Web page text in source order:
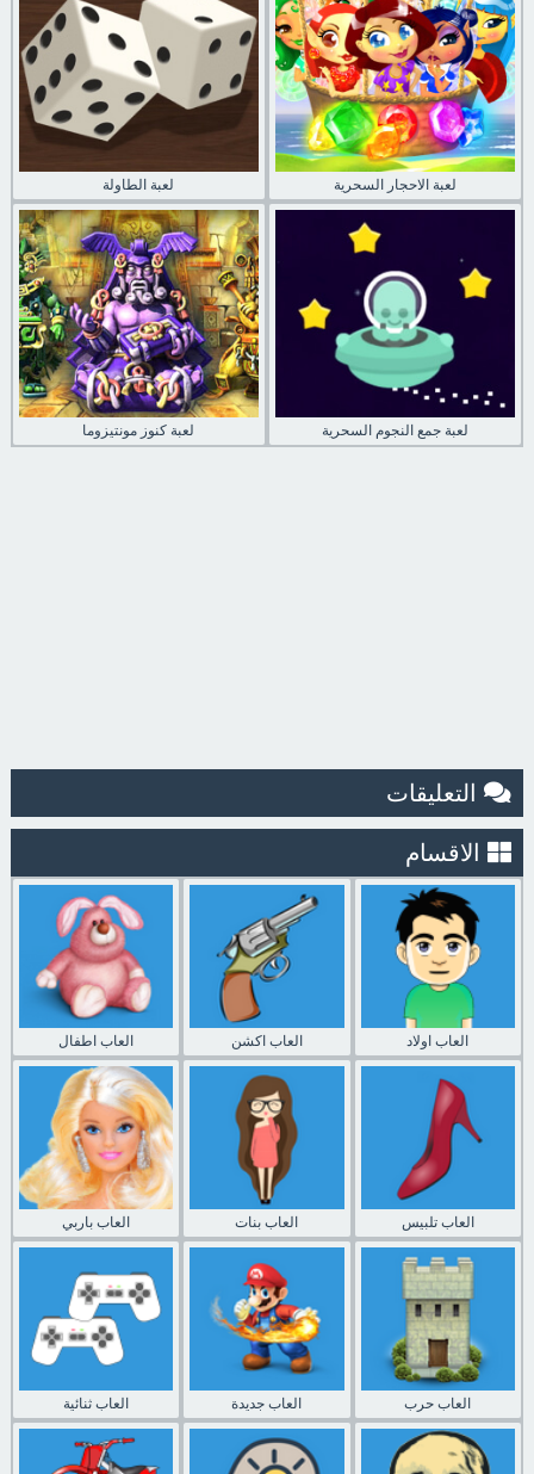
لعبة الطاولة لعبة الاحجار السحرية
لعبة كنوز مونتيزوما لعبة جمع النجوم السحرية
التعليقات
الاقسام
العاب اطفال العاب اكشن العاب اولاد
العاب باربي العاب بنات العاب تلبيس
العاب ثنائية العاب جديدة العاب حرب